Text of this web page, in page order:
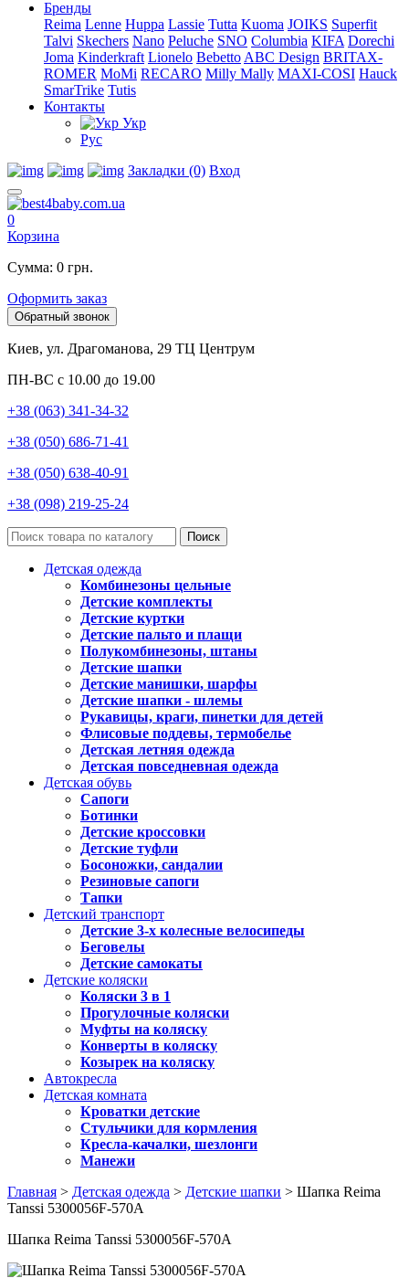
Бренды
Reima Lenne Huppa Lassie Tutta Kuoma JOIKS Superfit
Talvi Skechers Nano Peluche SNO Columbia KIFA Dorechi
Joma Kinderkraft Lionelo Bebetto ABC Design BRITAX-
ROMER MoMi RECARO Milly Mally MAXI-COSI Hauck
SmarTrike Tutis
Контакты
Укр
Рус
Закладки (0) Вход
0
Корзина
Сумма: 0 грн.
Оформить заказ
Обратный звонок
Киев, ул. Драгоманова, 29 ТЦ Центрум
ПН-ВС с 10.00 до 19.00
+38 (063) 341-34-32
+38 (050) 686-71-41
+38 (050) 638-40-91
+38 (098) 219-25-24
Поиск
Детская одежда
Комбинезоны цельные
Детские комплекты
Детские куртки
Детские пальто и плащи
Полукомбинезоны, штаны
Детские шапки
Детские манишки, шарфы
Детские шапки - шлемы
Рукавицы, краги, пинетки для детей
Флисовые поддевы, термобелье
Детская летняя одежда
Детская повседневная одежда
Детская обувь
Сапоги
Ботинки
Детские кроссовки
Детские туфли
Босоножки, сандалии
Резиновые сапоги
Тапки
Детский транспорт
Детские 3-х колесные велосипеды
Беговелы
Детские самокаты
Детские коляски
Коляски 3 в 1
Прогулочные коляски
Муфты на коляску
Конверты в коляску
Козырек на коляску
Автокресла
Детская комната
Кроватки детские
Стульчики для кормления
Кресла-качалки, шезлонги
Манежи
Главная > Детская одежда > Детские шапки > Шапка Reima
Tanssi 5300056F-570A
Шапка Reima Tanssi 5300056F-570A